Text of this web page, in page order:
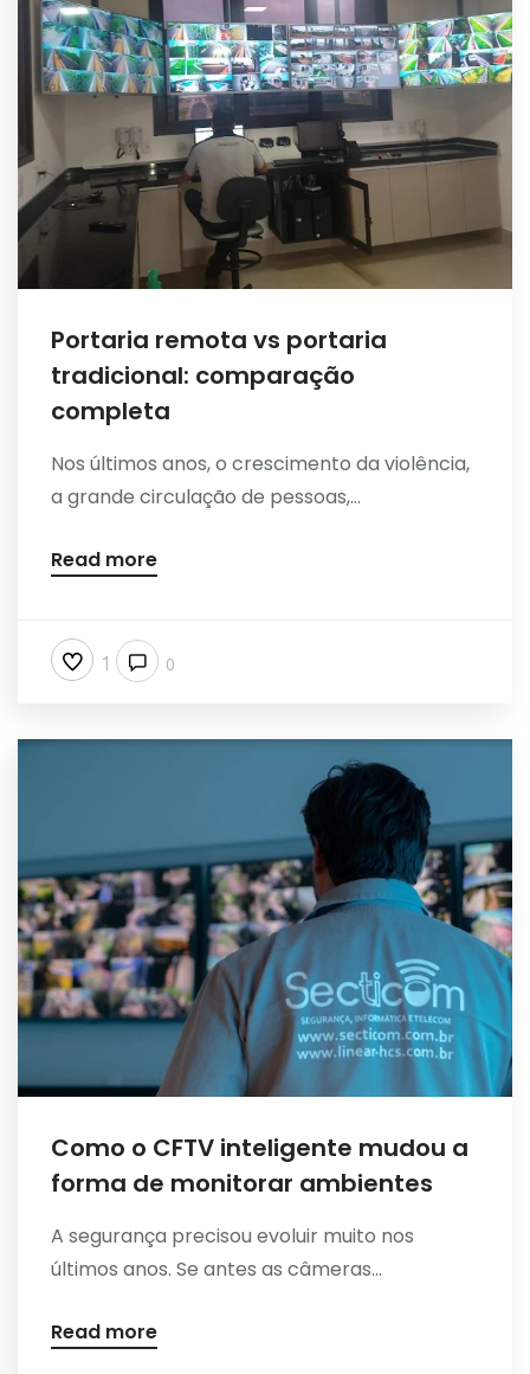
Portaria remota vs portaria
tradicional: comparação
completa
Nos últimos anos, o crescimento da violência,
a grande circulação de pessoas,...
Read more
1 0
Como o CFTV inteligente mudou a
forma de monitorar ambientes
A segurança precisou evoluir muito nos
últimos anos. Se antes as câmeras...
Read more